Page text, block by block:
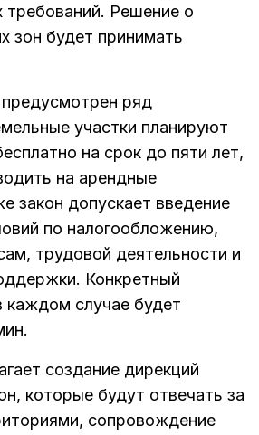
требований. Решение о
зон будет принимать
ряд
участки планируют
на срок до пяти лет,
на арендные
закон допускает введение
по налогообложению,
трудовой деятельности и
Конкретный
каждом случае будет
создание дирекций
которые будут отвечать за
сопровождение